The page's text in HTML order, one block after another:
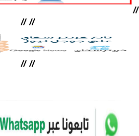
//
//
//
//
//